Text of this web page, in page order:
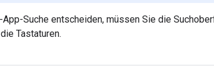
App-Suche entscheiden, müssen Sie die
Tastaturen.